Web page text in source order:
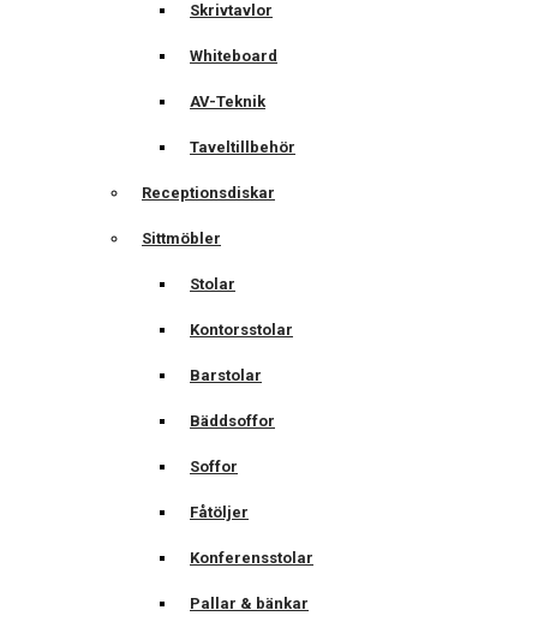
Skrivtavlor
Whiteboard
AV-Teknik
Taveltillbehör
Receptionsdiskar
Sittmöbler
Stolar
Kontorsstolar
Barstolar
Bäddsoffor
Soffor
Fåtöljer
Konferensstolar
Pallar & bänkar